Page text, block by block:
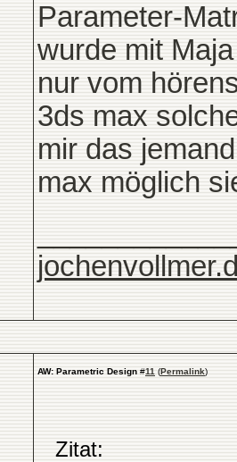
Parameter-
wurde mit
nur vom
3ds max
mir das
max möglich
AW: Parametric Design #11 (Permalink)
Zitat: